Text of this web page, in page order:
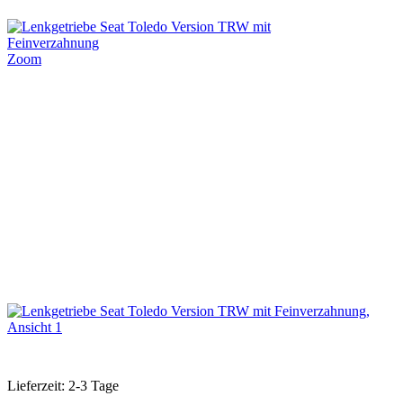
Zoom
Lieferzeit: 2-3 Tage